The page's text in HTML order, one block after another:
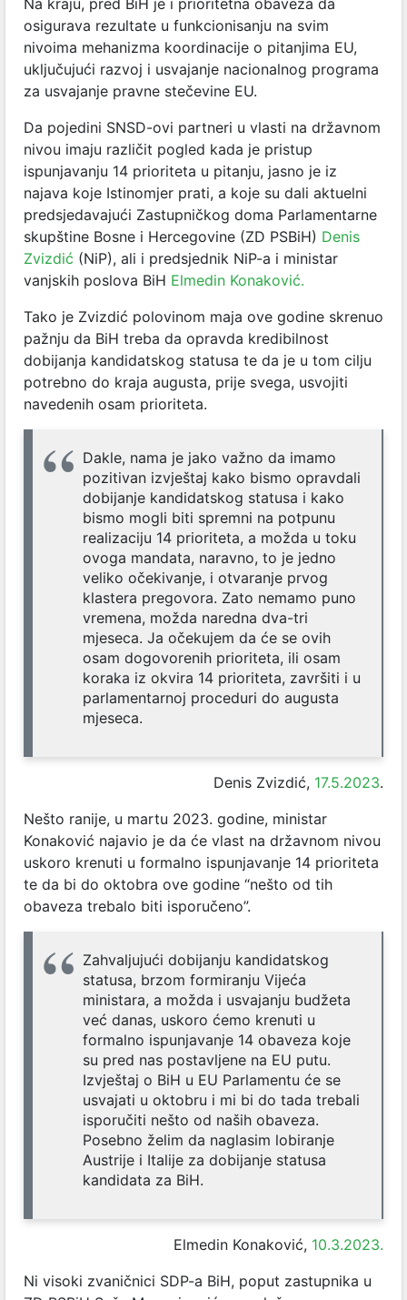
osigurava rezultate u funkcionisanju na svim
nivoima mehanizma koordinacije o pitanjima EU,
uključujući razvoj i usvajanje nacionalnog programa
za usvajanje pravne stečevine EU.
Da pojedini SNSD-ovi partneri u vlasti na državnom
nivou imaju različit pogled kada je pristup
ispunjavanju 14 prioriteta u pitanju, jasno je iz
najava koje Istinomjer prati, a koje su dali aktuelni
predsjedavajući Zastupničkog doma Parlamentarne
skupštine Bosne i Hercegovine (ZD PSBiH) Denis
Zvizdić (NiP), ali i predsjednik NiP-a i ministar
vanjskih poslova BiH Elmedin Konaković.
Tako je Zvizdić polovinom maja ove godine skrenuo
pažnju da BiH treba da opravda kredibilnost
dobijanja kandidatskog statusa te da je u tom cilju
potrebno do kraja augusta, prije svega, usvojiti
navedenih osam prioriteta.
Dakle, nama je jako važno da imamo
pozitivan izvještaj kako bismo opravdali
dobijanje kandidatskog statusa i kako
bismo mogli biti spremni na potpunu
realizaciju 14 prioriteta, a možda u toku
ovoga mandata, naravno, to je jedno
veliko očekivanje, i otvaranje prvog
klastera pregovora. Zato nemamo puno
vremena, možda naredna dva-tri
mjeseca. Ja očekujem da će se ovih
osam dogovorenih prioriteta, ili osam
koraka iz okvira 14 prioriteta, završiti i u
parlamentarnoj proceduri do augusta
mjeseca.
Denis Zvizdić, 17.5.2023.
Nešto ranije, u martu 2023. godine, ministar
Konaković najavio je da će vlast na državnom nivou
uskoro krenuti u formalno ispunjavanje 14 prioriteta
te da bi do oktobra ove godine “nešto od tih
obaveza trebalo biti isporučeno”.
Zahvaljujući dobijanju kandidatskog
statusa, brzom formiranju Vijeća
ministara, a možda i usvajanju budžeta
već danas, uskoro ćemo krenuti u
formalno ispunjavanje 14 obaveza koje
su pred nas postavljene na EU putu.
Izvještaj o BiH u EU Parlamentu će se
usvajati u oktobru i mi bi do tada trebali
isporučiti nešto od naših obaveza.
Posebno želim da naglasim lobiranje
Austrije i Italije za dobijanje statusa
kandidata za BiH.
Elmedin Konaković, 10.3.2023.
Ni visoki zvaničnici SDP-a BiH, poput zastupnika u